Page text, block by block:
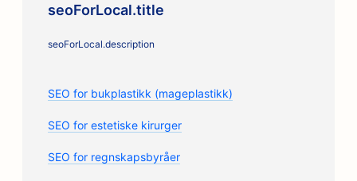
seoForLocal.title
seoForLocal.description
SEO for bukplastikk (mageplastikk)
SEO for estetiske kirurger
SEO for regnskapsbyråer